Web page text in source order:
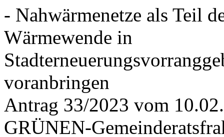
- Nahwärmenetze als Teil
Wärmewende in
voranbringen
Antrag 33/2023 vom
GRÜNEN-